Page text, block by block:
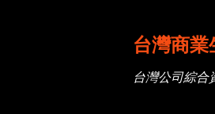
台灣商
台灣公司綜合